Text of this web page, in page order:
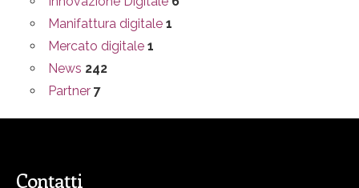
Manifattura digitale 1
Mercato digitale 1
News 242
Partner 7
Contatti